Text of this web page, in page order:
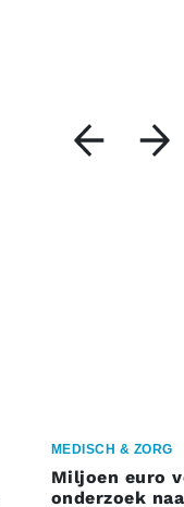
MEDISCH & ZORG
Miljoen euro
onderzoek